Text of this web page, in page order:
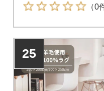
（0
25